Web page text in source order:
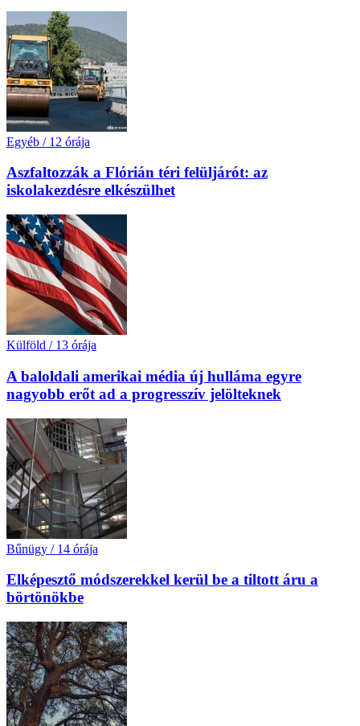
Egyéb / 12 órája
Aszfaltozzák a Flórián téri felüljárót: az
iskolakezdésre elkészülhet
Külföld / 13 órája
A baloldali amerikai média új hulláma egyre
nagyobb erőt ad a progresszív jelölteknek
Bűnügy / 14 órája
Elképesztő módszerekkel kerül be a tiltott áru a
börtönökbe